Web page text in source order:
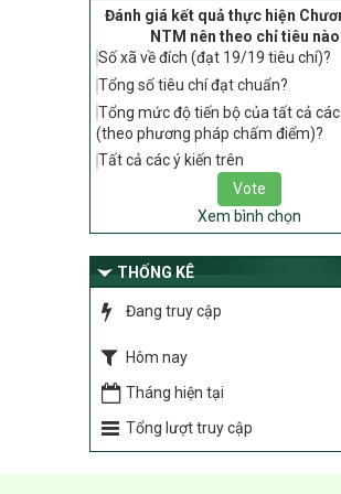
tiêu chí, điều kiện thuộc Bộ tiêu
gia về nông thôn mới giai đoạn
2030 thuộc phạm vi quản lý
của Bộ Nông nghiệp và Môi trường
417/QĐ-BNNMT
Phê duyệt Chương trình mục
gia xây dựng nông thôn mới, giảm
bền vững và phát triển kinh tế –
vùng đồng bào dân tộc thiểu số
núi giai đoạn 2026-2035, giai
năm 2026 đến năm 2030
Nghị quyết số 08/2026/NQ-
Quy định nguyên tắc, tiêu chí,
Chương trình mục tiêu quốc gia
nông thôn mới, giảm nghèo bền
phát triển kinh tế – xã hội vùng
2026 – 2030 trên địa bàn tỉnh
Đánh giá kết quả thực hiện
NTM nên theo chỉ tiêu
Số xã về đích (đạt 19/19 tiêu chí)?
Tổng số tiêu chí đạt chuẩn?
Tổng mức độ tiến bộ của tất cả
(theo phương pháp chấm điểm)?
Tất cả các ý kiến trên
Xem bình chọn
THỐNG KÊ
Đang truy cập
Hôm nay
Tháng hiện tại
Tổng lượt truy cập